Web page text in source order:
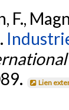
F.,
Lien